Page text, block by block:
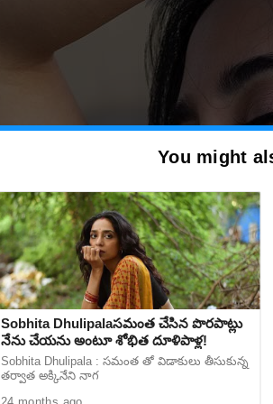
You might
Sobhita Dhulipalaసమంత చేసిన పొరపాట్లు
నేను చేయను అంటూ శోభిత దూళిపాళ్ల!
Sobhita Dhulipala : సమంత తో విడాకులు తీసుకున్న
తర్వాత అక్కినేని నాగ